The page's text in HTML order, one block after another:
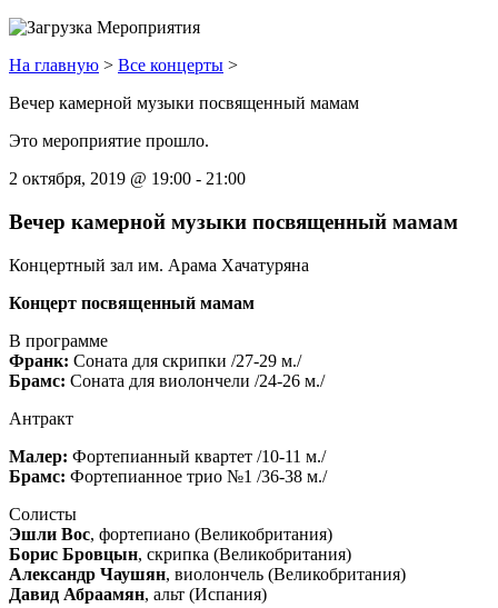
На главную > Все концерты >
Вечер камерной музыки посвященный мамам
Это мероприятие прошло.
2 октября, 2019 @ 19:00 - 21:00
Вечер камерной музыки посвященный мамам
Концертный зал им. Арама Хачатуряна
Концерт посвященный мамам
В программе
Франк: Соната для скрипки /27-29 м./
Брамс: Соната для виолончели /24-26 м./
Антракт
Малер: Фортепианный квартет /10-11 м./
Брамс: Фортепианное трио №1 /36-38 м./
Солисты
Эшли Вос, фортепиано (Великобритания)
Борис Бровцын, скрипка (Великобритания)
Александр Чаушян, виолончель (Великобритания)
Давид Абраамян, альт (Испания)